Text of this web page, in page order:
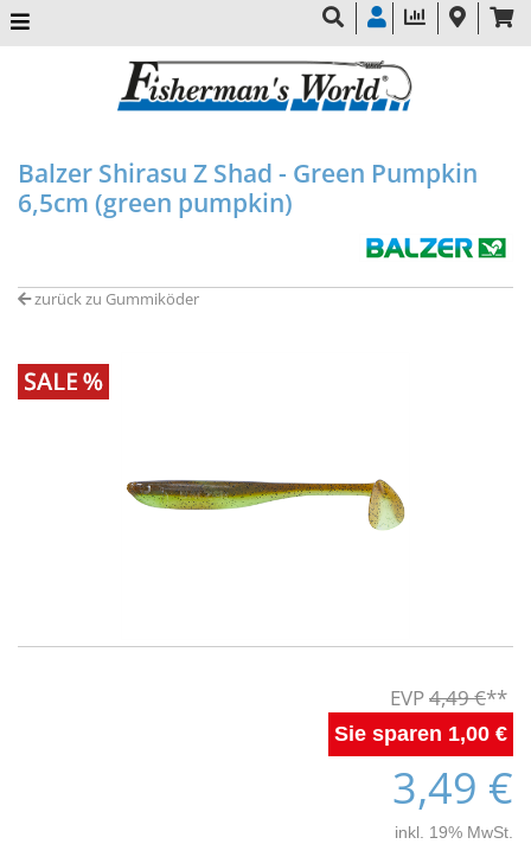
Balzer Shirasu Z Shad - Green Pumpkin
6,5cm (green pumpkin)
zurück zu Gummiköder
4,49 €
1,00 €
3,49 €
inkl. 19% MwSt.